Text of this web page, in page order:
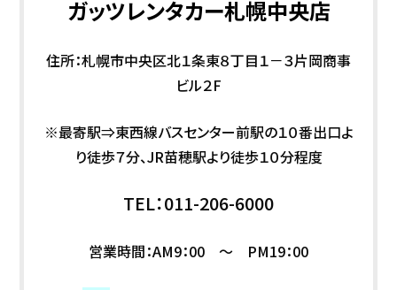
ガッツレンタカー札幌中央店
住所：札幌市中央区北１条東８丁目１－３片岡商事
ビル２F
※最寄駅⇒東西線バスセンター前駅の１０番出口よ
り徒歩７分、JR苗穂駅より徒歩１０分程度
TEL：011-206-6000
営業時間：AM9：00 ～ PM19：00